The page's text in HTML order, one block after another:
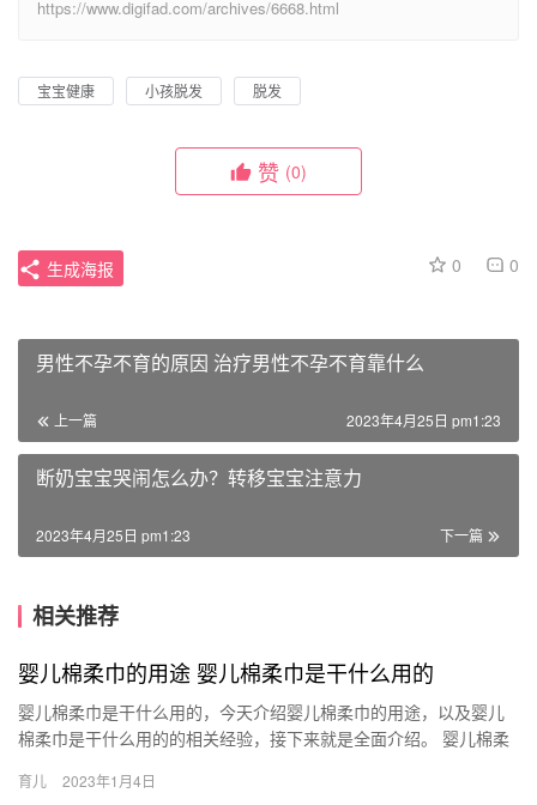
https://www.digifad.com/archives/6668.html
宝宝健康 小孩脱发 脱发
赞 (0)
0 0
生成海报
男性不孕不育的原因 治疗男性不孕不育靠什么
上一篇 2023年4月25日 pm1:23
断奶宝宝哭闹怎么办？转移宝宝注意力
下一篇
2023年4月25日 pm1:23
相关推荐
婴儿棉柔巾的用途 婴儿棉柔巾是干什么用的
婴儿棉柔巾是干什么用的，今天介绍婴儿棉柔巾的用途，以及婴儿
棉柔巾是干什么用的的相关经验，接下来就是全面介绍。 婴儿棉柔
儿…
育儿 2023年1月4日